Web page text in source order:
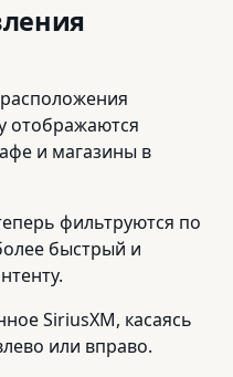
отображаются
и магазины в
фильтруются по
быстрый и
SiriusXM, касаясь
или вправо.